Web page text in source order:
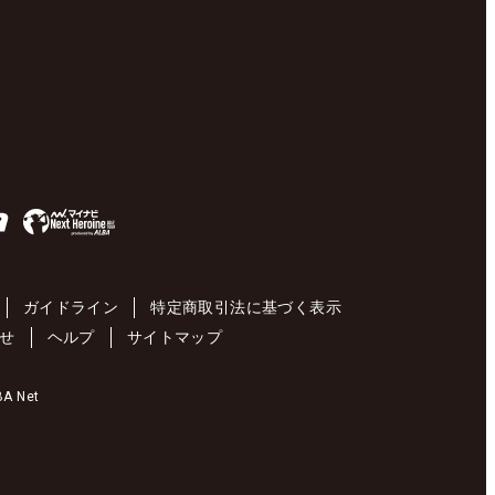
ガイドライン
特定商取引法に基づく表示
ヘルプ サイトマップ
Net